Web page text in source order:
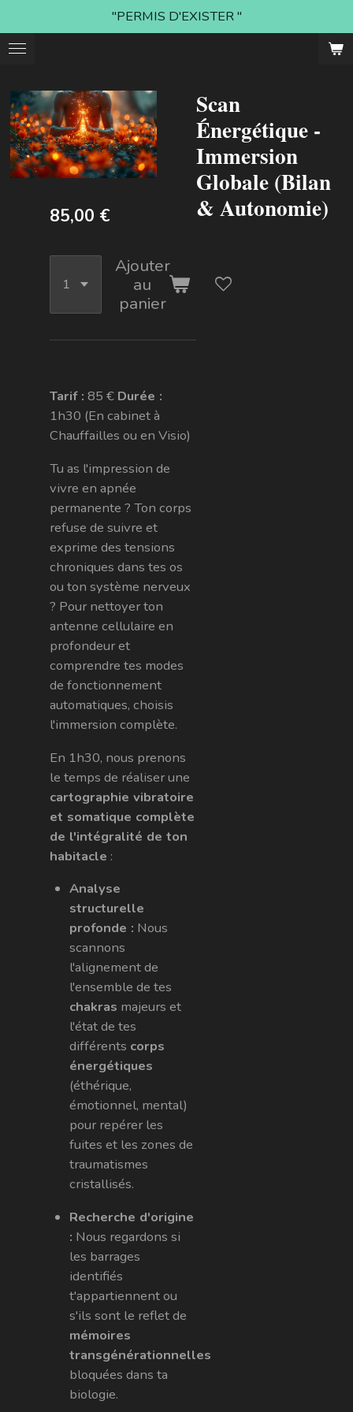
au
contenu
"PERMIS D'EXISTER "
Scan
Énergétique -
Immersion
Globale (Bilan
& Autonomie)
85,00 €
Ajouter
au
panier
Tarif : 85 € Durée :
1h30 (En cabinet à
Chauffailles ou en Visio)
Tu as l'impression de
vivre en apnée
permanente ? Ton corps
refuse de suivre et
exprime des tensions
chroniques dans tes os
ou ton système nerveux
? Pour nettoyer ton
antenne cellulaire en
profondeur et
comprendre tes modes
de fonctionnement
automatiques, choisis
l'immersion complète.
En 1h30, nous prenons
le temps de réaliser une
cartographie vibratoire
et somatique complète
de l'intégralité de ton
habitacle :
Analyse
structurelle
profonde : Nous
scannons
l'alignement de
l'ensemble de tes
chakras majeurs et
l'état de tes
différents corps
énergétiques
(éthérique,
émotionnel, mental)
pour repérer les
fuites et les zones de
traumatismes
cristallisés.
Recherche d'origine
: Nous regardons si
les barrages
identifiés
t'appartiennent ou
s'ils sont le reflet de
mémoires
transgénérationnelles
bloquées dans ta
biologie.